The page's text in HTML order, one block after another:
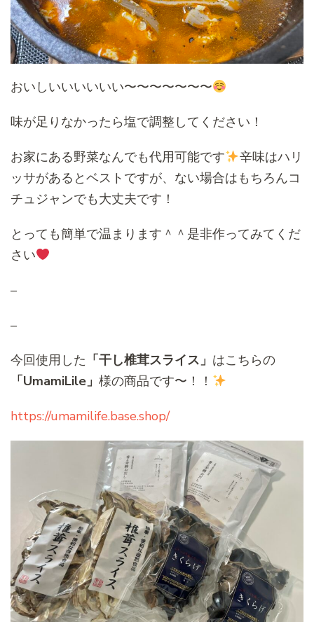
おいしいいいいいい〜〜〜〜〜〜〜
味が足りなかったら塩で調整してください！
お家にある野菜なんでも代用可能です
辛味はハリ
ッサがあるとベストですが、ない場合はもちろんコ
チュジャンでも大丈夫です！
とっても簡単で温まります＾＾是非作ってみてくだ
さい
–
–
今回使用した 「干し椎茸スライス」 はこちらの
「UmamiLile」 様の商品です〜！！
https://umamilife.base.shop/